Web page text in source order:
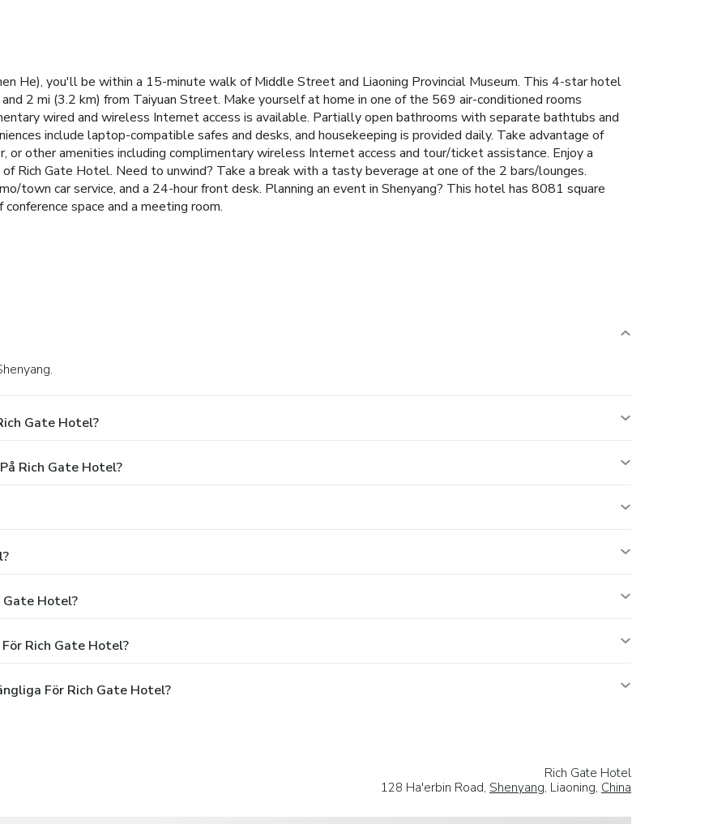
He), you'll be within a 15-minute walk of Middle Street and Liaoning Provincial Museum. This 4-star hotel
2 mi (3.2 km) from Taiyuan Street. Make yourself at home in one of the 569 air-conditioned rooms
wired and wireless Internet access is available. Partially open bathrooms with separate bathtubs and
include laptop-compatible safes and desks, and housekeeping is provided daily. Take advantage of
or other amenities including complimentary wireless Internet access and tour/ticket assistance. Enjoy a
Rich Gate Hotel. Need to unwind? Take a break with a tasty beverage at one of the 2 bars/lounges.
town car service, and a 24-hour front desk. Planning an event in Shenyang? This hotel has 8081 square
space and a meeting room.
Gate Hotel?
Rich Gate Hotel?
Hotel?
Rich Gate Hotel?
För Rich Gate Hotel?
Rich Gate Hotel
128 Ha'erbin Road, Shenyang, Liaoning, China